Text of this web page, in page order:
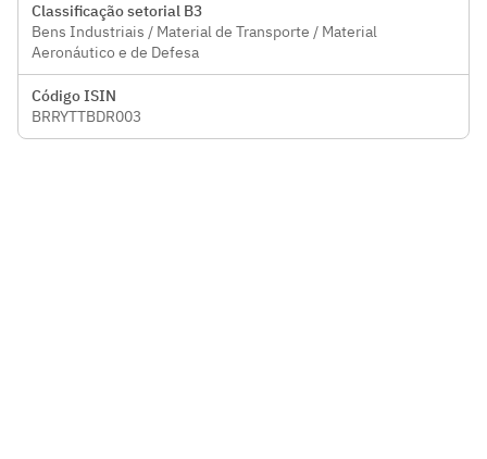
Classificação setorial B3
Bens Industriais / Material de Transporte / Material
Aeronáutico e de Defesa
Código ISIN
BRRYTTBDR003